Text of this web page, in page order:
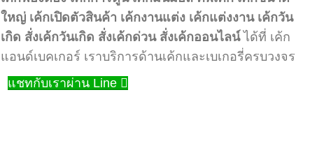
ใหญ่ เค้กเปิดตัวสินค้า เค้กงานแต่ง เค้กแต่งงาน เค้กวัน
เกิด สั่งเค้กวันเกิด สั่งเค้กด่วน สั่งเค้กออนไลน์ได้ที่ เค้ก
แอนด์เบคเกอร์ เราบริการด้านเค้กและเบเกอรี่ครบวงจร
แชทกับเราผ่าน Line